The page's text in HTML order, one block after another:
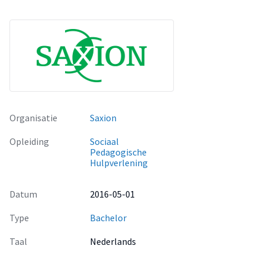
de betrokkenheid van de respondenten in de volgende
stappen van het ontwikkelproces.
Organisatie
Saxion
Opleiding
Sociaal
Pedagogische
Hulpverlening
Datum
2016-05-01
Type
Bachelor
Taal
Nederlands